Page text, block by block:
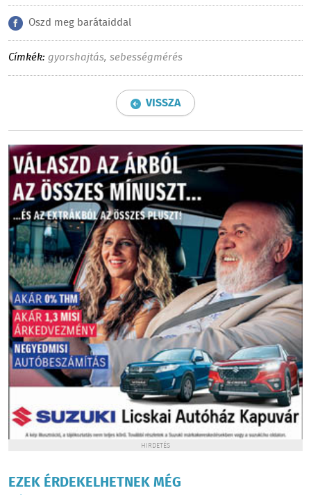
Oszd meg barátaiddal
Címkék: gyorshajtás, sebességmérés
VISSZA
HIRDETÉS
EZEK ÉRDEKELHETNEK MÉG